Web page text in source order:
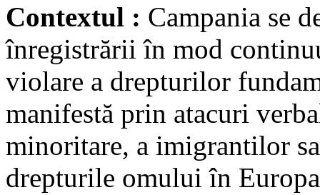
Contextul : Campania se
înregistrării în mod
violare a drepturilor
manifestă prin atacuri
minoritare, a imigrantilor
drepturile omului în